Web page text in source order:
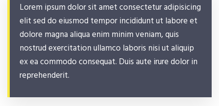
Lorem ipsum dolor sit amet consectetur adipisicing
elit sed do eiusmod tempor incididunt ut labore et
dolore magna aliqua enim minim veniam, quis
nostrud exercitation ullamco laboris nisi ut aliquip
ex ea commodo consequat. Duis aute irure dolor in
reprehenderit.